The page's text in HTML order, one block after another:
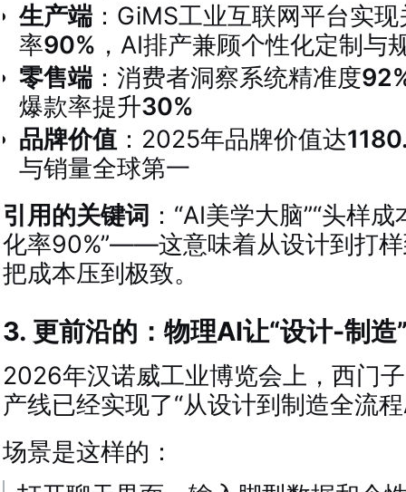
生产端 ：GiMS工业互联网平台实
率90% ，AI排产兼顾个性化定制与
零售端 ：消费者洞察系统精准度
爆款率提升30%
品牌价值 ：2025年品牌价值达
与销量全球第一
引用的关键词 ：“AI美学大脑”“头样
化率90%”——这意味着从设计到打
把成本压到极致。
3. 更前沿的：物理AI让“设计-制造
2026年汉诺威工业博览会上，西门
产线已经实现了“从设计到制造全流
场景是这样的：